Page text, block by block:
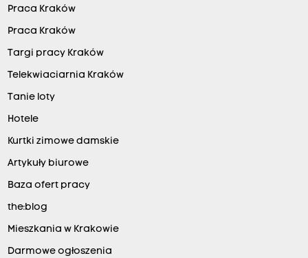
Praca Kraków
Praca Kraków
Targi pracy Kraków
Telekwiaciarnia Kraków
Tanie loty
Hotele
Kurtki zimowe damskie
Artykuły biurowe
Baza ofert pracy
the:blog
Mieszkania w Krakowie
Darmowe ogłoszenia